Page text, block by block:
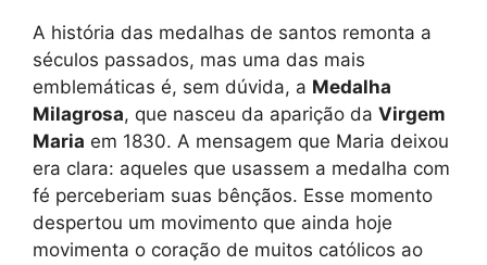
A história das medalhas de santos remonta a
séculos passados, mas uma das mais
emblemáticas é, sem dúvida, a Medalha
Milagrosa, que nasceu da aparição da Virgem
Maria em 1830. A mensagem que Maria deixou
era clara: aqueles que usassem a medalha com
fé perceberiam suas bênçãos. Esse momento
despertou um movimento que ainda hoje
movimenta o coração de muitos católicos ao